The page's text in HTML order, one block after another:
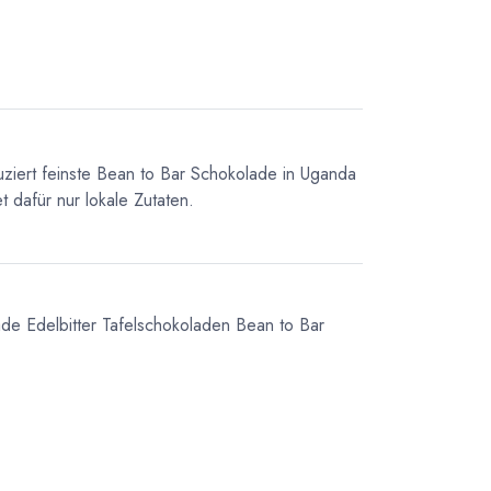
feinste Bean to Bar Schokolade in Uganda
dafür nur lokale Zutaten.
Edelbitter Tafelschokoladen Bean to Bar